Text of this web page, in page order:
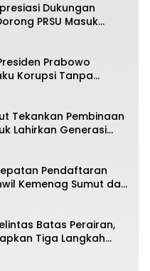
Dukungan
PRSU Masuk
Prabowo
Korupsi Tanpa
Tekankan Pembinaan
Lahirkan Generasi
Pendaftaran
Kemenag Sumut dan
Draf MoU
Batas Perairan,
Tiga Langkah